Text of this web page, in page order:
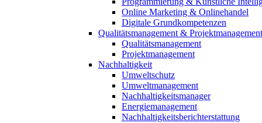
Online Marketing & Onlinehandel
Digitale Grundkompetenzen
Qualitätsmanagement & Projektmanagement
Qualitätsmanagement
Projektmanagement
Nachhaltigkeit
Umweltschutz
Umweltmanagement
Nachhaltigkeitsmanager
Energiemanagement
Nachhaltigkeitsberichterstattung